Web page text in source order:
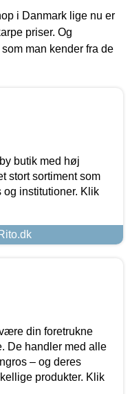
i Danmark lige nu er
priser. Og
som man kender fra de
butik med høj
stort sortiment som
institutioner. Klik
din foretrukne
De handler med alle
– og deres
produkter. Klik